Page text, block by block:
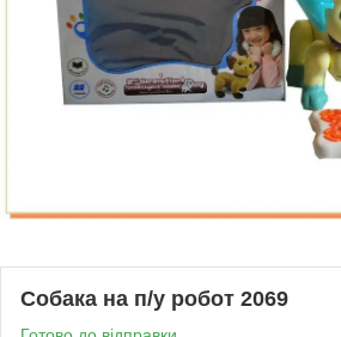
Собака на п/у робот 2069